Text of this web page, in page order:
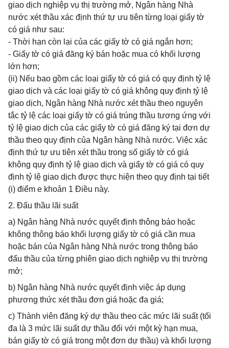
giao dịch nghiệp vụ thị trường mở, Ngân hàng Nhà
nước xét thầu xác định thứ tự ưu tiên từng loại giấy tờ
có giá như sau:
- Thời hạn còn lại của các giấy tờ có giá ngắn hơn;
- Giấy tờ có giá đăng ký bán hoặc mua có khối lượng
lớn hơn;
(ii) Nếu bao gồm các loại giấy tờ có giá có quy định tỷ lệ
giao dịch và các loại giấy tờ có giá không quy định tỷ lệ
giao dịch, Ngân hàng Nhà nước xét thầu theo nguyên
tắc tỷ lệ các loại giấy tờ có giá trúng thầu tương ứng với
tỷ lệ giao dịch của các giấy tờ có giá đăng ký tại đơn dự
thầu theo quy định của Ngân hàng Nhà nước. Việc xác
định thứ tự ưu tiên xét thầu trong số giấy tờ có giá
không quy định tỷ lệ giao dịch và giấy tờ có giá có quy
định tỷ lệ giao dịch được thực hiện theo quy định tại tiết
(i) điểm e khoản 1 Điều này.
2. Đấu thầu lãi suất
a) Ngân hàng Nhà nước quyết định thông báo hoặc
không thông báo khối lượng giấy tờ có giá cần mua
hoặc bán của Ngân hàng Nhà nước trong thông báo
đấu thầu của từng phiên giao dịch nghiệp vụ thị trường
mở;
b) Ngân hàng Nhà nước quyết định việc áp dụng
phương thức xét thầu đơn giá hoặc đa giá;
c) Thành viên đăng ký dự thầu theo các mức lãi suất (tối
đa là 3 mức lãi suất dự thầu đối với một kỳ hạn mua,
bán giấy tờ có giá trong một đơn dự thầu) và khối lượng